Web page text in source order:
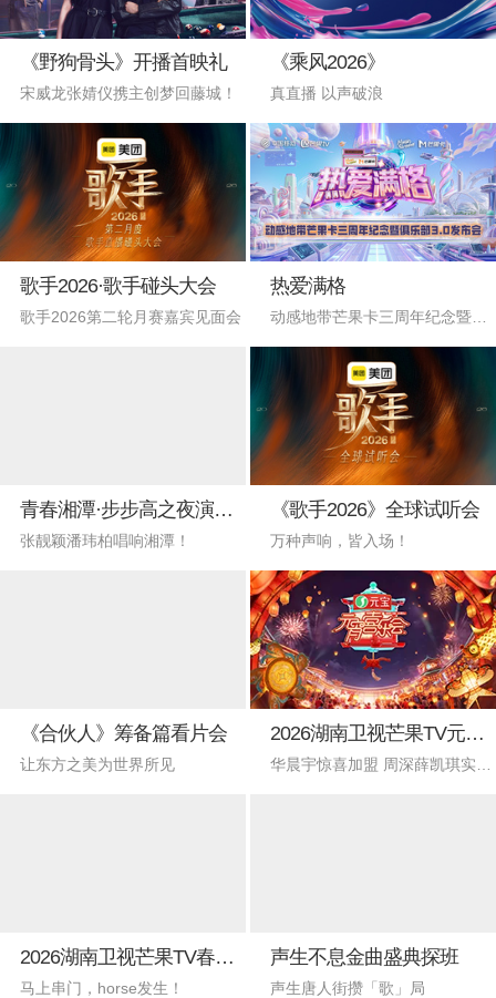
《野狗骨头》开播首映礼
宋威龙张婧仪携主创梦回藤城！
《乘风2026》
真直播 以声破浪
歌手2026·歌手碰头大会
歌手2026第二轮月赛嘉宾见面会
热爱满格
动感地带芒果卡三周年纪念暨俱乐部3.0发布会
青春湘潭·步步高之夜演唱会
张靓颖潘玮柏唱响湘潭！
《歌手2026》全球试听会
万种声响，皆入场！
《合伙人》筹备篇看片会
让东方之美为世界所见
2026湖南卫视芒果TV元宵喜乐会
2026湖南卫视芒果TV春节联欢晚会
马上串门，horse发生！
声生不息金曲盛典探班
声生唐人街攒「歌」局